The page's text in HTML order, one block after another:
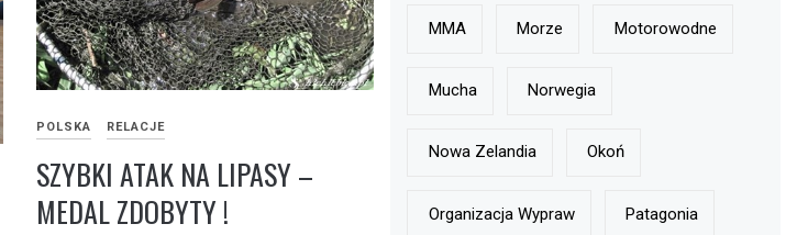
POLSKA RELACJE
SZYBKI ATAK NA LIPASY –
MEDAL ZDOBYTY !
MMA Morze Motorowodne
Mucha Norwegia
Nowa Zelandia Okoń
Organizacja Wypraw Patagonia